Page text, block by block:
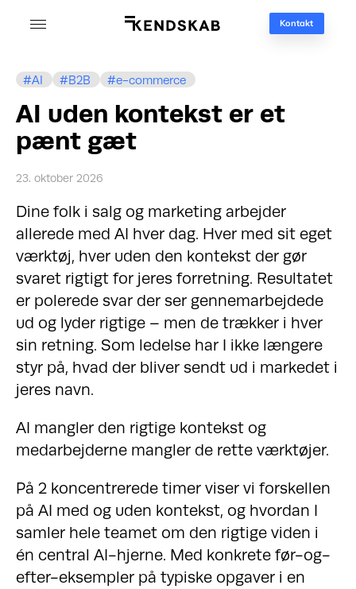
Kontakt
AI B2B e-commerce
AI uden kontekst er et
pænt gæt
23. oktober 2026
Dine folk i salg og marketing arbejder
allerede med AI hver dag. Hver med sit eget
værktøj, hver uden den kontekst der gør
svaret rigtigt for jeres forretning. Resultatet
er polerede svar der ser gennemarbejdede
ud og lyder rigtige – men de trækker i hver
sin retning. Som ledelse har I ikke længere
styr på, hvad der bliver sendt ud i markedet i
jeres navn.
AI mangler den rigtige kontekst og
medarbejderne mangler de rette værktøjer.
På 2 koncentrerede timer viser vi forskellen
på AI med og uden kontekst, og hvordan I
samler hele teamet om den rigtige viden i
én central AI-hjerne. Med konkrete før-og-
efter-eksempler på typiske opgaver i en